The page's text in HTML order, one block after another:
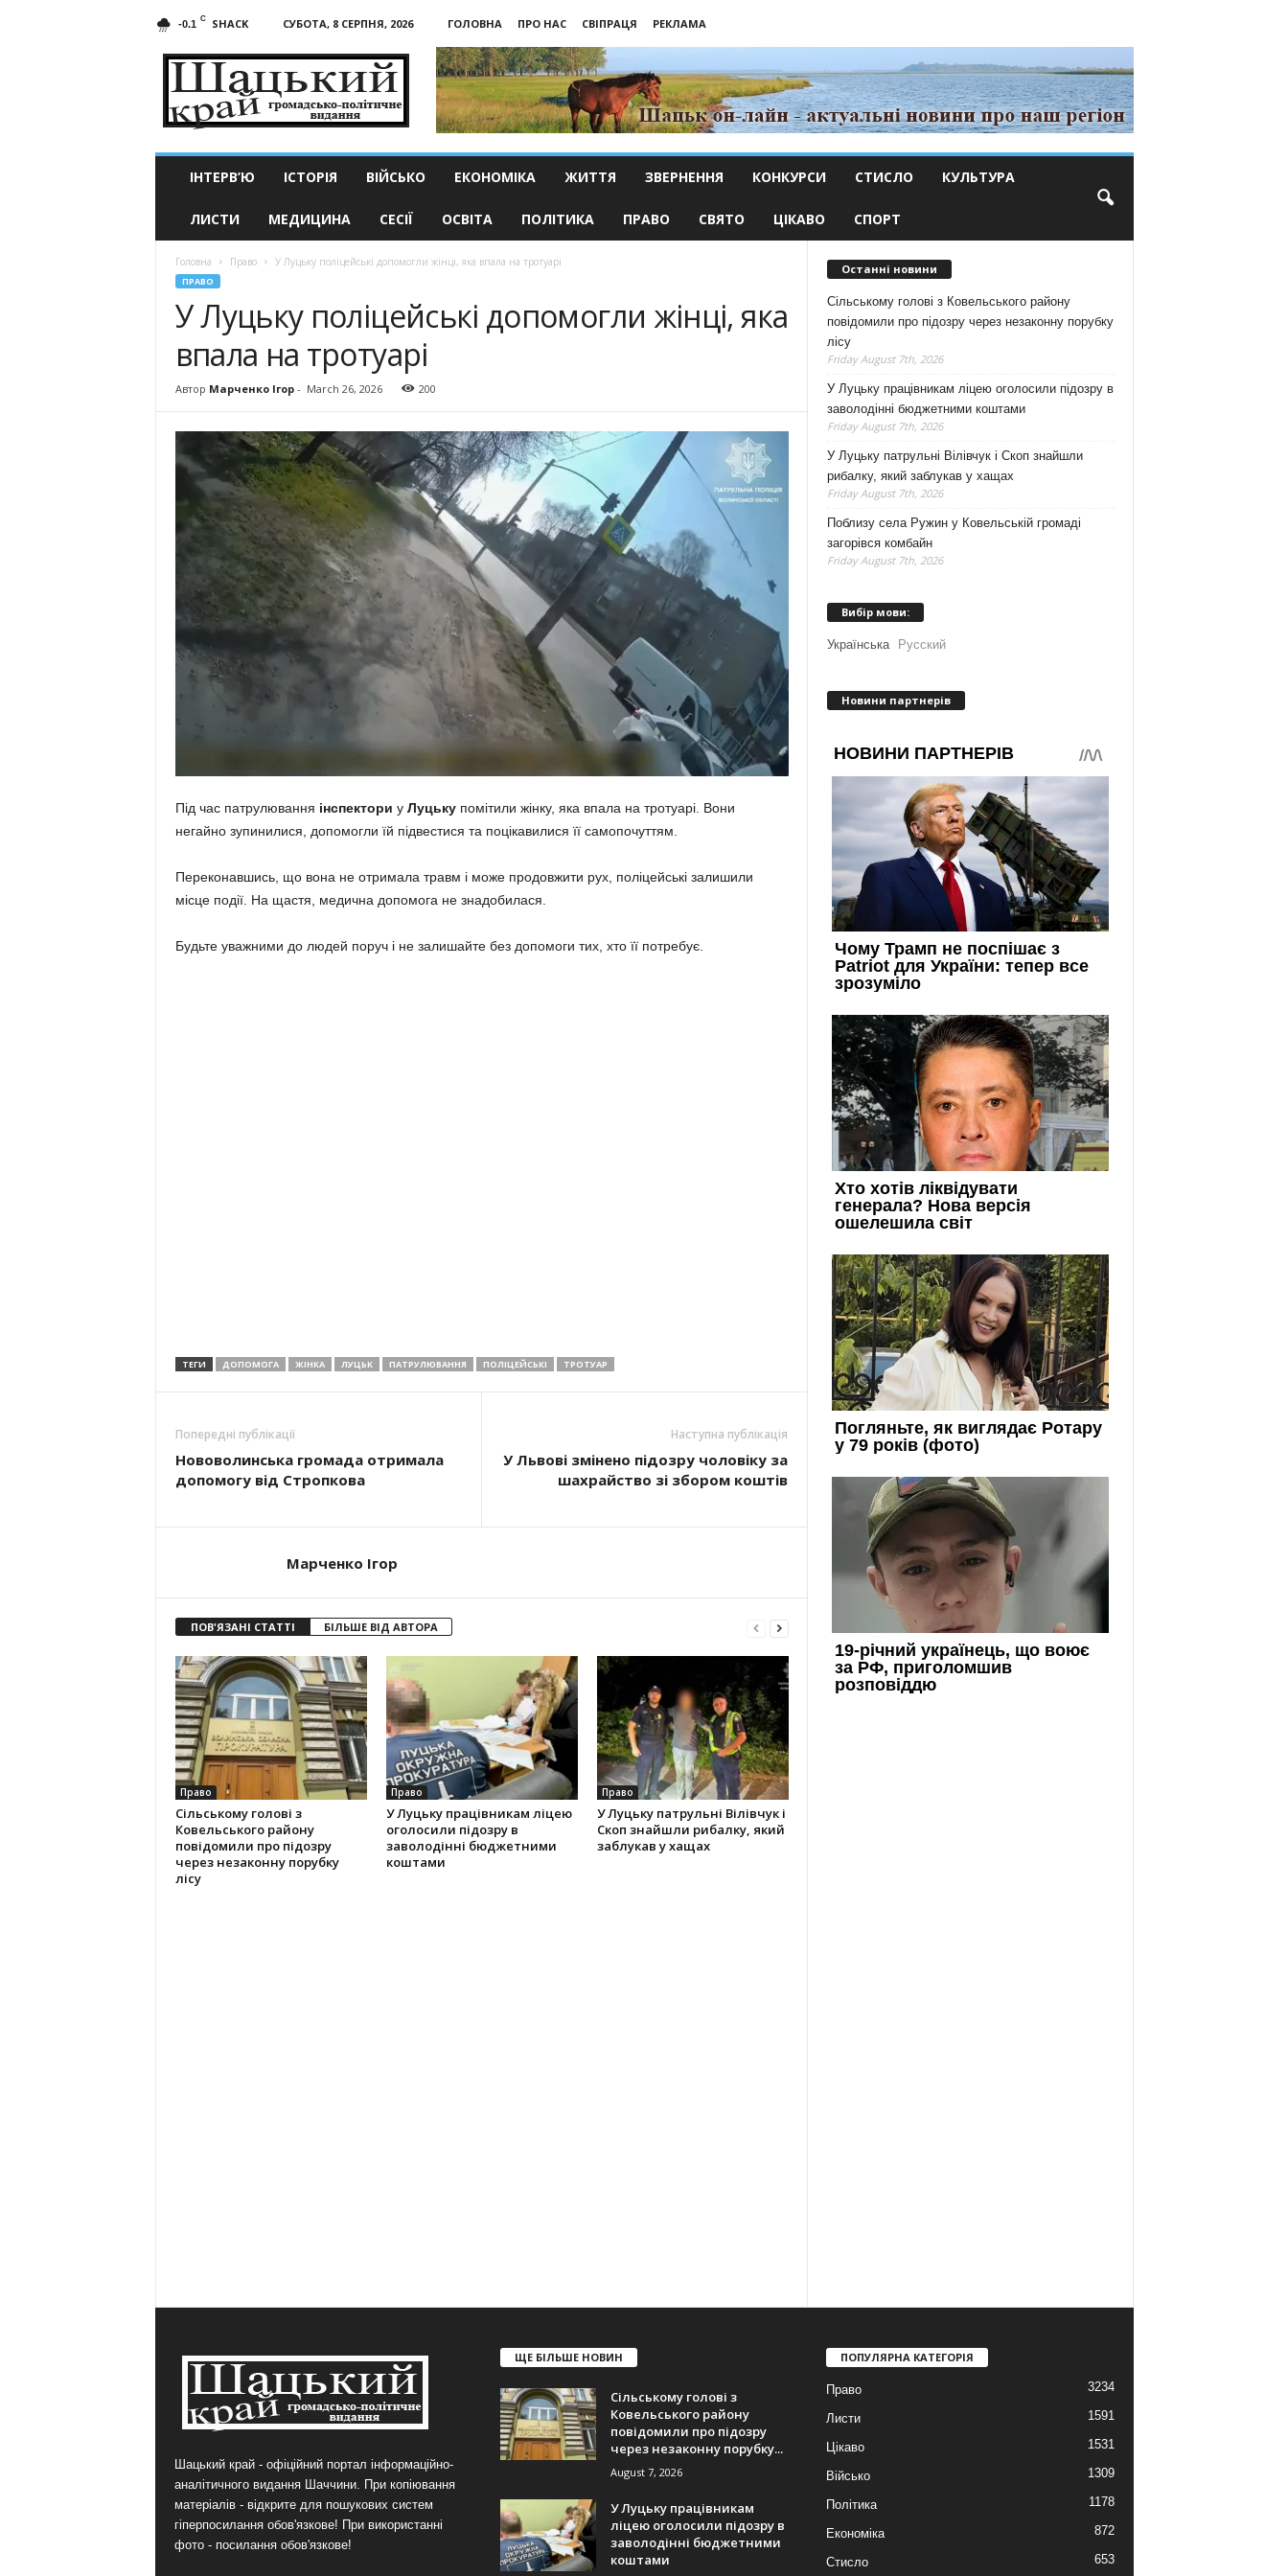
-0.1 C SHACK СУБОТА, 8 СЕРПНЯ, 2026 ГОЛОВНА ПРО НАС СВІПРАЦЯ
РЕКЛАМА
край
ІНТЕРВ’Ю ІСТОРІЯ ВІЙСЬКО ЕКОНОМІКА ЖИТТЯ ЗВЕРНЕННЯ КОНКУРСИ СТИСЛО КУЛЬТУРА
ЛИСТИ МЕДИЦИНА СЕСІЇ ОСВІТА ПОЛІТИКА ПРАВО СВЯТО ЦІКАВО СПОРТ
Головна Право У Луцьку поліцейські допомогли жінці, яка впала на тротуарі
ПРАВО
У Луцьку поліцейські допомогли жінці, яка
впала на тротуарі
Автор Марченко Ігор- March 26, 2026 200
Під час патрулювання інспектори у Луцькупомітили жінку, яка впала на тротуарі. Вони
негайно зупинилися, допомогли їй підвестися та поцікавилися її самопочуттям.
Переконавшись, що вона не отримала травм і може продовжити рух, поліцейські залишили
місце події. На щастя, медична допомога не знадобилася.
Будьте уважними до людей поруч і не залишайте без допомоги тих, хто її потребує.
ТЕГИ ДОПОМОГА ЖІНКА ЛУЦЬК ПАТРУЛЮВАННЯ ПОЛІЦЕЙСЬКІ ТРОТУАР
Попередні публікації
Нововолинська громада отримала
допомогу від Стропкова
Наступна публікація
У Львові змінено підозру чоловіку за
шахрайство зі збором коштів
Марченко Ігор
ПОВ'ЯЗАНІ СТАТТІ БІЛЬШЕ ВІД АВТОРА
Право
Сільському голові з
Ковельського району
повідомили про підозру
через незаконну порубку
лісу
Право
У Луцьку працівникам ліцею
оголосили підозру в
заволодінні бюджетними
коштами
Право
У Луцьку патрульні Вілівчук і
Скоп знайшли рибалку, який
заблукав у хащах
Останні новини
Сільському голові з Ковельського району
повідомили про підозру через незаконну порубку
лісу
Friday August 7th, 2026
У Луцьку працівникам ліцею оголосили підозру в
заволодінні бюджетними коштами
Friday August 7th, 2026
У Луцьку патрульні Вілівчук і Скоп знайшли
рибалку, який заблукав у хащах
Friday August 7th, 2026
Поблизу села Ружин у Ковельській громаді
загорівся комбайн
Friday August 7th, 2026
Вибір мови:
Українська Русский
Новини партнерів
Шацький край - офіційний портал інформаційно-
аналітичного видання Шаччини. При копіювання
матеріалів - відкрите для пошукових систем
гіперпосилання обов'язкове! При використанні
фото - посилання обов'язкове!
ЩЕ БІЛЬШЕ НОВИН
Сільському голові з
Ковельського району
повідомили про підозру
через незаконну порубку...
August 7, 2026
У Луцьку працівникам
ліцею оголосили підозру в
заволодінні бюджетними
коштами
ПОПУЛЯРНА КАТЕГОРІЯ
Право 3234
Листи 1591
Цікаво 1531
Військо 1309
Політика 1178
Економіка 872
Стисло 653